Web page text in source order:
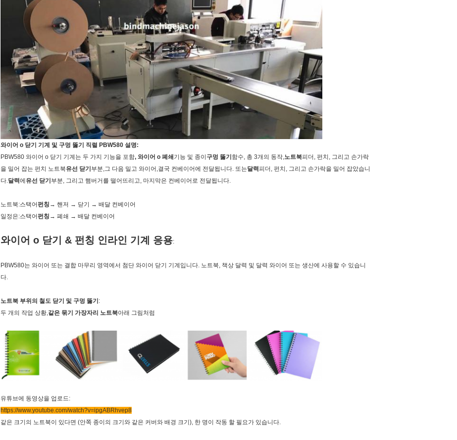
와이어 o 닫기 기계 및 구멍 뚫기 직렬 PBW580 설명:
PBW580 와이어 o 닫기 기계는 두 가지 기능을 포함, 와이어 o 폐쇄기능 및 종이구멍 뚫기함수, 총 3개의 동작, 노트북피더, 펀치, 그리고 손가락
을 밀어 잡는 펀치 노트북유선 닫기부분,그 다음 밀고 와이어,결국 컨베이어에 전달됩니다. 또는달력피더, 펀치, 그리고 손가락을 밀어 잡았습니
다. 달력에유선 닫기부분, 그리고 햄버거를 떨어뜨리고, 마지막은 컨베이어로 전달됩니다.
노트북:스택어펀칭 → 핸저 → 닫기 → 배달 컨베이어
일정은:스택어펀칭 → 폐쇄 → 배달 컨베이어
와이어 o 닫기 & 펀칭 인라인 기계 응용:
PBW580는 와이어 또는 결합 마무리 영역에서 첨단 와이어 닫기 기계입니다. 노트북, 책상 달력 및 달력 와이어 또는 생산에 사용할 수 있습니
다.
노트북 부위의 철도 닫기 및 구멍 뚫기:
두 개의 작업 상황, 같은 묶기 가장자리 노트북아래 그림처럼
유튜브에 동영상을 업로드:
https://www.youtube.com/watch?v=ipgABRhvep8
같은 크기의 노트북이 있다면 (안쪽 종이의 크기와 같은 커버와 배경 크기), 한 명이 작동 할 필요가 있습니다.